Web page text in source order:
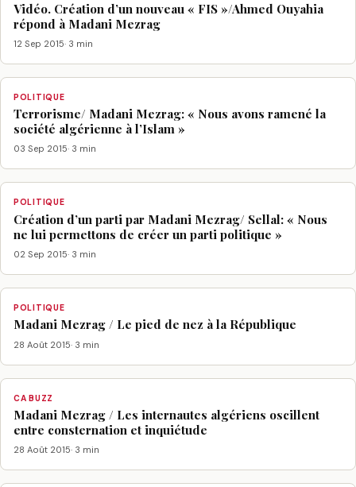
Vidéo. Création d’un nouveau « FIS »/Ahmed Ouyahia
répond à Madani Mezrag
12 Sep 2015· 3 min
POLITIQUE
Terrorisme/ Madani Mezrag: « Nous avons ramené la
société algérienne à l’Islam »
03 Sep 2015· 3 min
POLITIQUE
Création d’un parti par Madani Mezrag/ Sellal: « Nous
ne lui permettons de créer un parti politique »
02 Sep 2015· 3 min
POLITIQUE
Madani Mezrag / Le pied de nez à la République
28 Août 2015· 3 min
CA BUZZ
Madani Mezrag / Les internautes algériens oscillent
entre consternation et inquiétude
28 Août 2015· 3 min